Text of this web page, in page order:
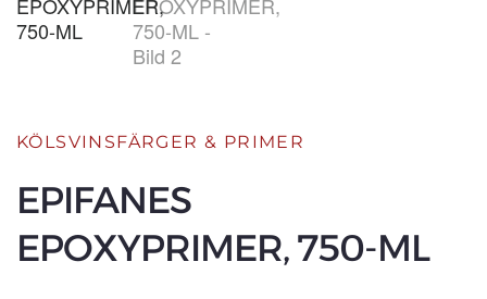
KÖLSVINSFÄRGER & PRIMER
EPIFANES
EPOXYPRIMER, 750-ML